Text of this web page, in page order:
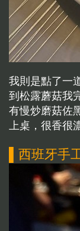
我則是點了一
到松露蘑菇我
有慢炒磨菇佐
上桌，很香很
▌西班牙手